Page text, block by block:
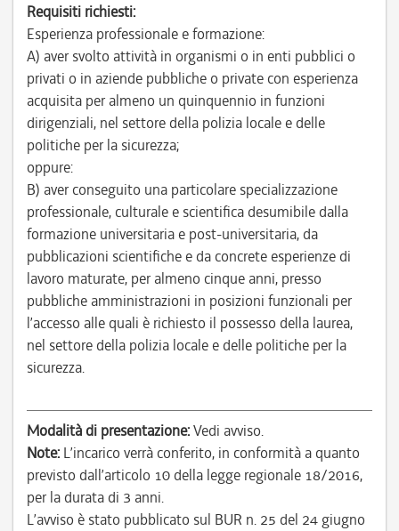
Requisiti richiesti:
Esperienza professionale e formazione:
A) aver svolto attività in organismi o in enti pubblici o
privati o in aziende pubbliche o private con esperienza
acquisita per almeno un quinquennio in funzioni
dirigenziali, nel settore della polizia locale e delle
politiche per la sicurezza;
oppure:
B) aver conseguito una particolare specializzazione
professionale, culturale e scientifica desumibile dalla
formazione universitaria e post-universitaria, da
pubblicazioni scientifiche e da concrete esperienze di
lavoro maturate, per almeno cinque anni, presso
pubbliche amministrazioni in posizioni funzionali per
l’accesso alle quali è richiesto il possesso della laurea,
nel settore della polizia locale e delle politiche per la
sicurezza.
Modalità di presentazione:Vedi avviso.
Note: L’incarico verrà conferito, in conformità a quanto
previsto dall’articolo 10 della legge regionale 18/2016,
per la durata di 3 anni.
L’avviso è stato pubblicato sul BUR n. 25 del 24 giugno